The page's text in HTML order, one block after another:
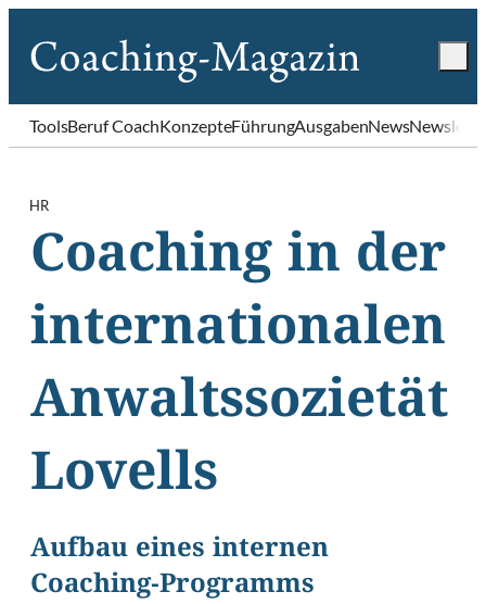
ToolsBeruf CoachKonzepteFührungAusgabenNews
HR
Coaching in der
internationalen
Anwaltssozietät
Lovells
Aufbau eines internen
Coaching-Programms